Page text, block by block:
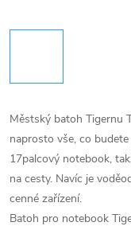
Městský batoh Tigernu
naprosto vše, co
17palcový notebook,
na cesty. Navíc je
cenné zařízení.
Batoh pro notebook